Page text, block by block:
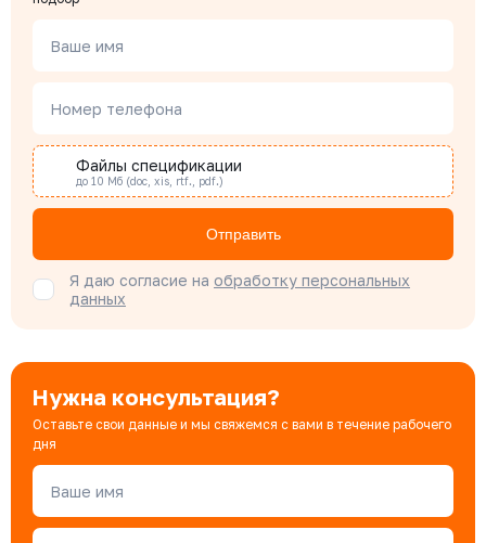
Специалист отдела снабжения
Бондарюк Евгения
Специалист отдела продаж
Ваше имя
Номер телефона
Файлы спецификации
до 10 Мб (doc, xis, rtf., pdf.)
Отправить
Я даю согласие на обработку персональных
данных
Нужна консультация?
Оставьте свои данные и мы свяжемся с вами в течение рабочего
дня
Ваше имя